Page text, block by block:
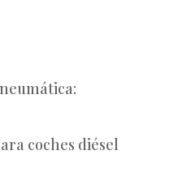
coches diésel